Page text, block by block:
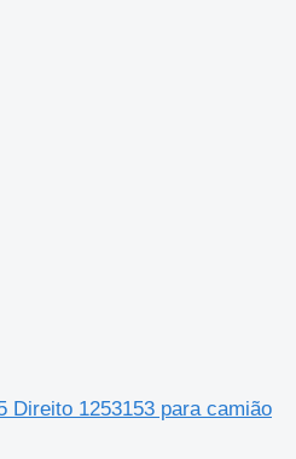
Direito 1253153 para camião